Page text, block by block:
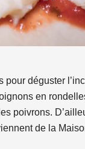
déguster
en
poivrons.
de la